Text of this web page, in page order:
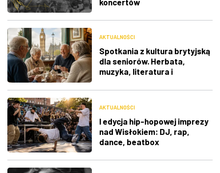
AKTUALNOŚCI
Spotkania z kultura brytyjską
dla seniorów. Herbata,
muzyka, literatura i
AKTUALNOŚCI
I edycja hip-hopowej imprezy
nad Wisłokiem: DJ, rap,
dance, beatbox